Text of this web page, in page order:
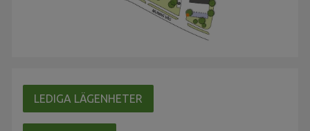
LEDIGA LÄGENHETER